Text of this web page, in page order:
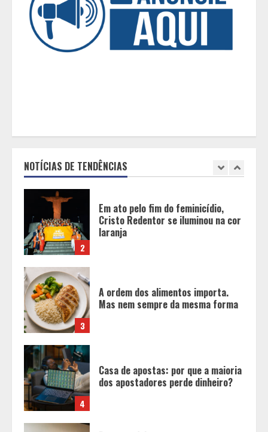
NOTÍCIAS DE TENDÊNCIAS
5
dos Pais
2
3
A ordem dos alimentos importa.
Mas nem sempre da mesma forma
4
Casa de apostas: por que a maioria
dos apostadores perde dinheiro?
5
de vestuário, lista reúne diversas
opções para presentear neste Dia